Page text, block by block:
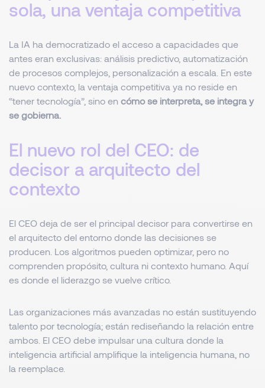
sola, una ventaja competitiva
La IA ha democratizado el acceso a capacidades que
antes eran exclusivas: análisis predictivo, automatización
de procesos complejos, personalización a escala. En este
nuevo contexto, la ventaja competitiva ya no reside en
“tener tecnología”, sino en cómo se interpreta, se integra y
se gobierna.
El nuevo rol del CEO: de
decisor a arquitecto del
contexto
El CEO deja de ser el principal decisor para convertirse en
el arquitecto del entorno donde las decisiones se
producen. Los algoritmos pueden optimizar, pero no
comprenden propósito, cultura ni contexto humano. Aquí
es donde el liderazgo se vuelve crítico.
Las organizaciones más avanzadas no están sustituyendo
talento por tecnología; están rediseñando la relación entre
ambos. El CEO debe impulsar una cultura donde la
inteligencia artificial amplifique la inteligencia humana, no
la reemplace.